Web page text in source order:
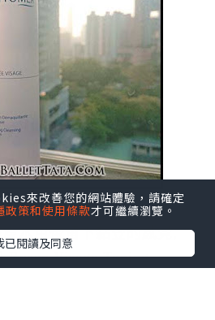
膚水用後留下黏笠的感覺,
Rosee Visage Toning
來改善您的網站體驗，請確定
政策和使用條款才可繼續瀏覽。
已閱讀及同意